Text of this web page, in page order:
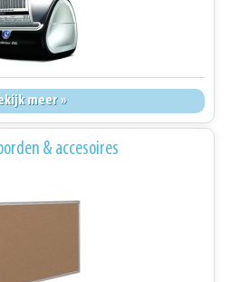
meer »
& accesoires